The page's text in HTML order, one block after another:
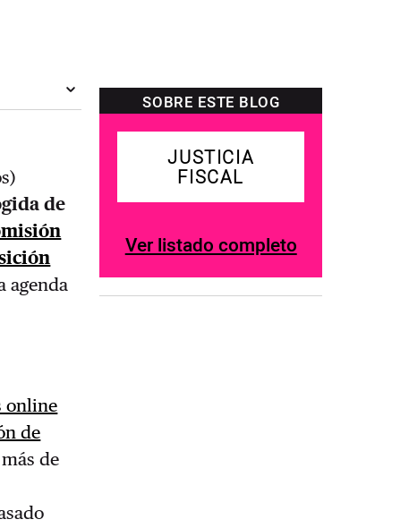
de
agenda
online
de
de
SOBRE ESTE BLOG
JUSTICIA
FISCAL
Ver listado completo